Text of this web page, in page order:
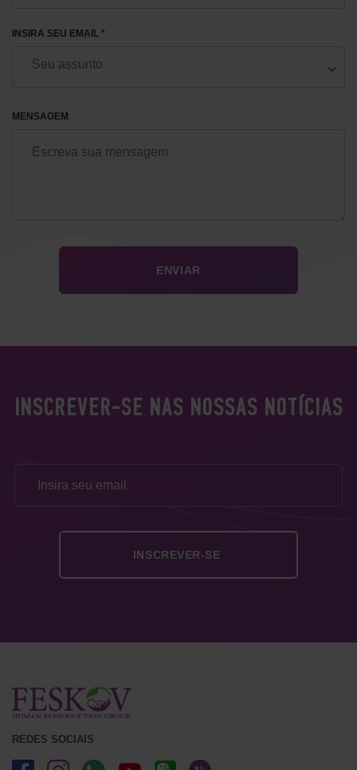
INSIRA SEU EMAIL *
MENSAGEM
INSCREVER-SE NAS NOSSAS NOTÍCIAS
REDES SOCIAIS